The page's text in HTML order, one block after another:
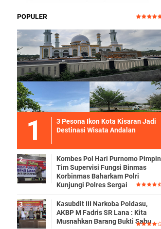
POPULER
3 Pesona Ikon Kota Kisaran Jadi
Destinasi Wisata Andalan
Kombes Pol Hari Purnomo Pimpin
Tim Supervisi Fungsi Binmas
Korbinmas Baharkam Polri
Kunjungi Polres Sergai
Kasubdit III Narkoba Poldasu,
AKBP M Fadris SR Lana : Kita
Musnahkan Barang Bukti Sabu